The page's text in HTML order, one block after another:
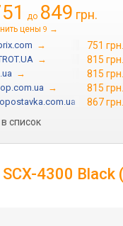
до 849 грн.
цены 9 →
→ 751 грн.
→ 815 грн.
→ 815 грн.
→ 815 грн.
→867 грн.
в список
4300 Black